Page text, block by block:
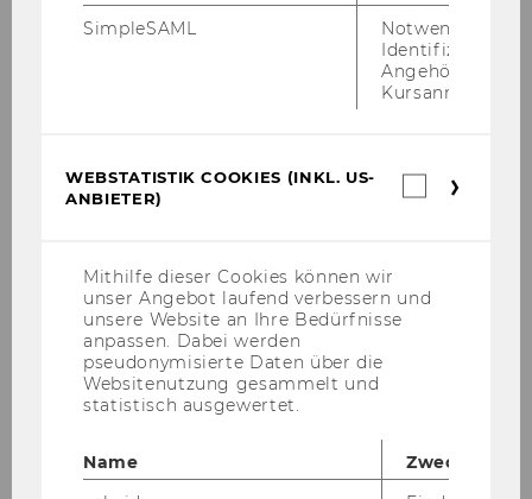
Interdisziplinäres Institut für
verhaltenswissenschaftlich orientiertes
Management
ivm Startseite
SimpleSAML
Notwendig zur
Identifizierung
Angehörige/r für
Kursanmeldung.
WEBSTATISTIK COOKIES (INKL. US-
ANBIETER)
Mithilfe dieser Cookies können wir
unser Angebot laufend verbessern und
unsere Website an Ihre Bedürfnisse
anpassen. Dabei werden
pseudonymisierte Daten über die
Websitenutzung gesammelt und
statistisch ausgewertet.
Name
Zweck